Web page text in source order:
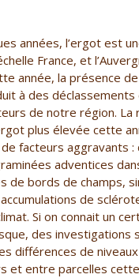
années, l’ergot est
France, et
année, la présence
à des
de notre région. La
plus élevée cette
de facteurs aggravants
adventices
de bords de champs,
de
Si on connait un
des investigations
différences de
et entre parcelles